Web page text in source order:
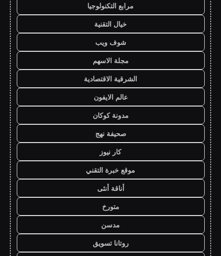
مرابع التكنولوجيا
خيال التقنية
شوف ويب
مجلة الاسهم
الشرقية الاقتصادية
عالم الايفون
مدونة كوكان
صحيفة نهج
كار نيوز
موقع خبرة التقني
أناقة أنثى
متورخ
مدسن
روتانا تسويق